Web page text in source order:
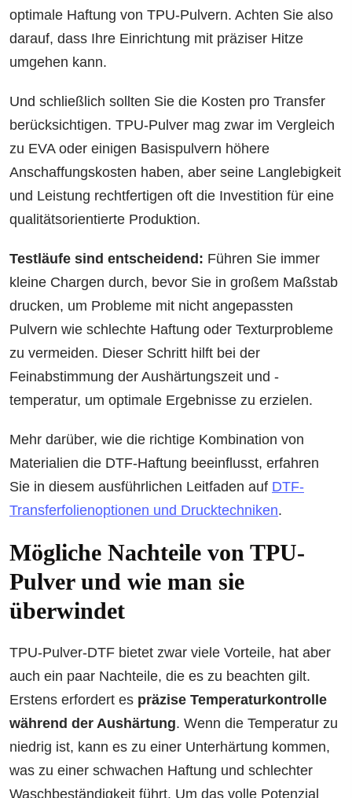
optimale Haftung von TPU-Pulvern. Achten Sie also
darauf, dass Ihre Einrichtung mit präziser Hitze
umgehen kann.
Und schließlich sollten Sie die Kosten pro Transfer
berücksichtigen. TPU-Pulver mag zwar im Vergleich
zu EVA oder einigen Basispulvern höhere
Anschaffungskosten haben, aber seine Langlebigkeit
und Leistung rechtfertigen oft die Investition für eine
qualitätsorientierte Produktion.
Testläufe sind entscheidend: Führen Sie immer
kleine Chargen durch, bevor Sie in großem Maßstab
drucken, um Probleme mit nicht angepassten
Pulvern wie schlechte Haftung oder Texturprobleme
zu vermeiden. Dieser Schritt hilft bei der
Feinabstimmung der Aushärtungszeit und -
temperatur, um optimale Ergebnisse zu erzielen.
Mehr darüber, wie die richtige Kombination von
Materialien die DTF-Haftung beeinflusst, erfahren
Sie in diesem ausführlichen Leitfaden auf DTF-
Transferfolienoptionen und Drucktechniken.
Mögliche Nachteile von TPU-
Pulver und wie man sie
überwindet
TPU-Pulver-DTF bietet zwar viele Vorteile, hat aber
auch ein paar Nachteile, die es zu beachten gilt.
Erstens erfordert es präzise Temperaturkontrolle
während der Aushärtung. Wenn die Temperatur zu
niedrig ist, kann es zu einer Unterhärtung kommen,
was zu einer schwachen Haftung und schlechter
Waschbeständigkeit führt. Um das volle Potenzial